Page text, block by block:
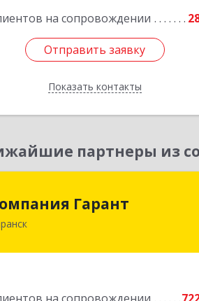
на сопровождении
Отправить заявку
Показать контакты
Отправить заявку
Назад
партнеры из
Гарант
430005, Мордовия Респ, Саранск г,